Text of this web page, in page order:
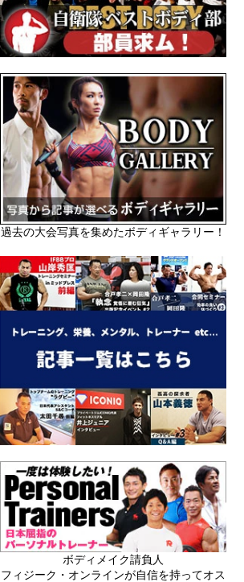
過去の大会写真を集めたボディギャラリー！
ボディメイク請負人
フィジーク・オンラインが自信を持ってオス